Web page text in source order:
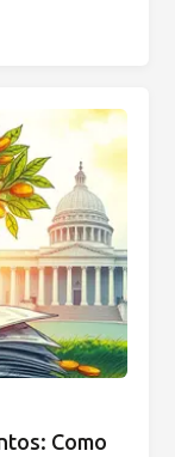
Como